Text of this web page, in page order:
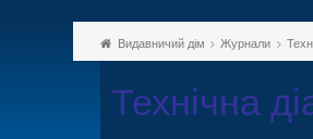
Видавничий дім Журнали
Технічна